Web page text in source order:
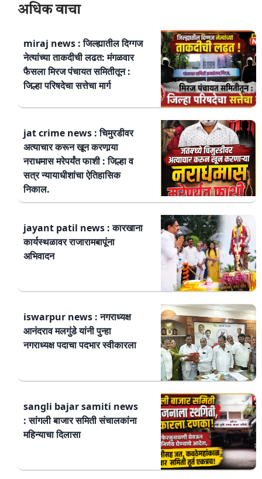
अधिक वाचा
miraj news : जिल्ह्यातील दिग्गज
नेत्यांच्या ताकदीची लढत: मंगळवार
फैसला मिरज पंचायत समितीतून :
जिल्हा परिषदेचा सत्तेचा मार्ग
jat crime news : चिमुरडीवर
अत्याचार करून खून करणार्‍या
नराधमास मरेपर्यंत फाशी : जिल्हा व
सत्र न्यायाधीशांचा ऐतिहासिक
निकाल.
jayant patil news : कारखाना
कार्यस्थळावर राजारामबापूंना
अभिवादन
iswarpur news : नगराध्यक्ष
आनंदराव मलगुंडे यांनी पुन्हा
नगराध्यक्ष पदाचा पदभार स्वीकारला
sangli bajar samiti news
: सांगली बाजार समिती संचालकांना
महिन्याचा दिलासा